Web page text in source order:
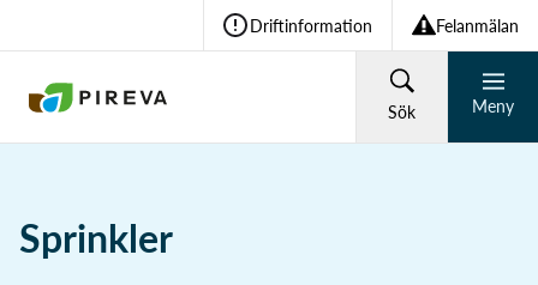
Driftinformation Felanmälan
Sök Meny
Sprinkler